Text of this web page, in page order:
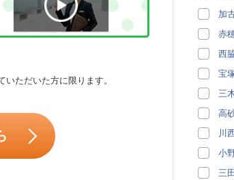
ただいた方に限ります。
加
赤
西
宝
三
高
川
小
三